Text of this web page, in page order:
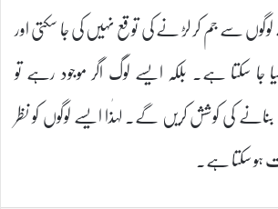
سے جم کر لڑ نے کی توقع نہیں کی جا سکتی اور
جا سکتا ہے۔ بلکہ ایسے لوگ اگر موجود رہے تو
کی کوشش کریں گے۔ لہٰذا ایسے لوگوں کو نظر
ہو سکتا ہے۔